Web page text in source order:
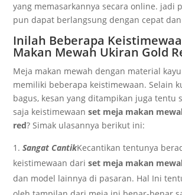
yang memasarkannya secara online. jadi
pun dapat berlangsung dengan cepat
Inilah Beberapa
Makan Mewah Ukiran Gold
Meja makan mewah dengan material
memiliki beberapa keistimewaan. Selain
bagus, kesan yang ditampikan juga tentu
saja keistimewaanset meja makan
red? Simak ulasannya berikut ini:
Sangat CantikKecantikan tentunya
keistimewaan dariset meja makan
dan model lainnya di pasaran. Hal Ini